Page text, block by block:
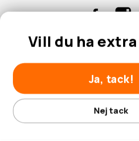
Kundtjänst
© 2026
Vill du ha
Ja, tack!
Nej tack